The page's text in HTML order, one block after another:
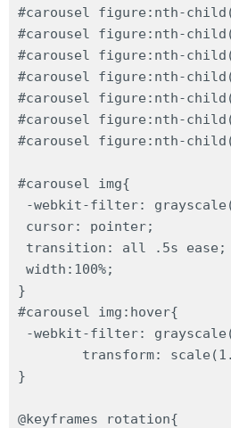
#carousel figure:nth-
#carousel figure:nth-
#carousel figure:nth-
#carousel figure:nth-
#carousel figure:nth-
#carousel figure:nth-
#carousel figure:nth-
#carousel img{
-webkit-filter:
cursor: pointer;
transition: all .5s ease;
width:100%;
}
#carousel img:hover{
-webkit-filter:
}
@keyframes rotation{